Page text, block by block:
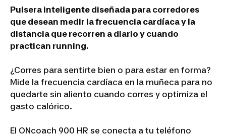
Pulsera inteligente diseñada para corredores
que desean medir la frecuencia cardíaca y la
distancia que recorren a diario y cuando
practican running.
¿Corres para sentirte bien o para estar en forma?
Mide la frecuencia cardíaca en la muñeca para no
quedarte sin aliento cuando corres y optimiza el
gasto calórico.
El ONcoach 900 HR se conecta a tu teléfono